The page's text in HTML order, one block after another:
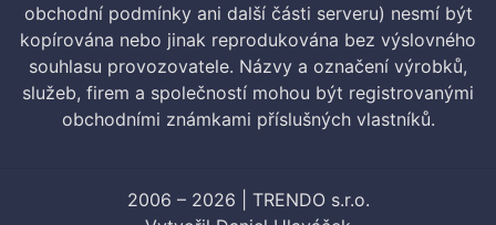
obchodní podmínky ani další části serveru) nesmí být
kopírována nebo jinak reprodukována bez výslovného
souhlasu provozovatele. Názvy a označení výrobků,
služeb, firem a společností mohou být registrovanými
obchodními známkami příslušných vlastníků.
2006 – 2026 | TRENDO s.r.o.